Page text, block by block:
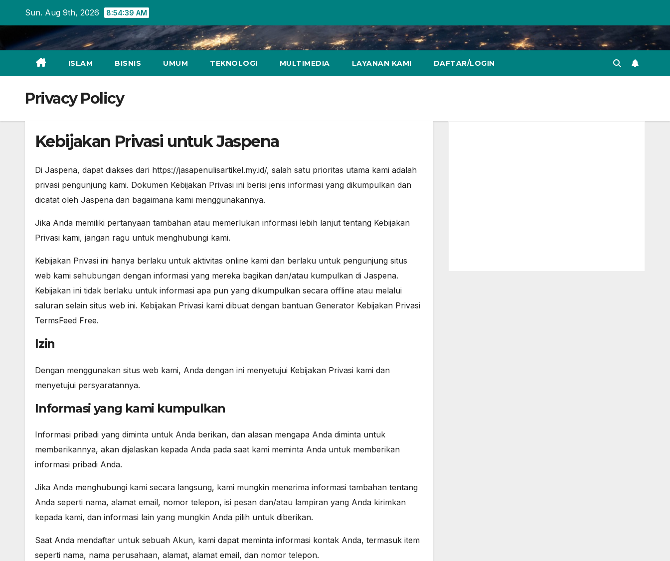
content
Sun. Aug 9th, 2026 8:54:39 AM
ISLAM BISNIS UMUM TEKNOLOGI MULTIMEDIA LAYANAN KAMI DAFTAR/LOGIN
Privacy Policy
Kebijakan Privasi untuk Jaspena
Di Jaspena, dapat diakses dari https://jasapenulisartikel.my.id/, salah satu prioritas utama kami adalah
privasi pengunjung kami. Dokumen Kebijakan Privasi ini berisi jenis informasi yang dikumpulkan dan
dicatat oleh Jaspena dan bagaimana kami menggunakannya.
Jika Anda memiliki pertanyaan tambahan atau memerlukan informasi lebih lanjut tentang Kebijakan
Privasi kami, jangan ragu untuk menghubungi kami.
Kebijakan Privasi ini hanya berlaku untuk aktivitas online kami dan berlaku untuk pengunjung situs
web kami sehubungan dengan informasi yang mereka bagikan dan/atau kumpulkan di Jaspena.
Kebijakan ini tidak berlaku untuk informasi apa pun yang dikumpulkan secara offline atau melalui
saluran selain situs web ini. Kebijakan Privasi kami dibuat dengan bantuan Generator Kebijakan Privasi
TermsFeed Free.
Izin
Dengan menggunakan situs web kami, Anda dengan ini menyetujui Kebijakan Privasi kami dan
menyetujui persyaratannya.
Informasi yang kami kumpulkan
Informasi pribadi yang diminta untuk Anda berikan, dan alasan mengapa Anda diminta untuk
memberikannya, akan dijelaskan kepada Anda pada saat kami meminta Anda untuk memberikan
informasi pribadi Anda.
Jika Anda menghubungi kami secara langsung, kami mungkin menerima informasi tambahan tentang
Anda seperti nama, alamat email, nomor telepon, isi pesan dan/atau lampiran yang Anda kirimkan
kepada kami, dan informasi lain yang mungkin Anda pilih untuk diberikan.
Saat Anda mendaftar untuk sebuah Akun, kami dapat meminta informasi kontak Anda, termasuk item
seperti nama, nama perusahaan, alamat, alamat email, dan nomor telepon.